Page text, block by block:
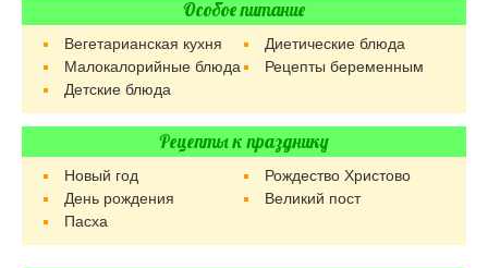
Особое питание
Вегетарианская кухня
Диетические блюда
Малокалорийные блюда
Рецепты беременным
Детские блюда
Рецепты к празднику
Новый год
Рождество Христово
День рождения
Великий пост
Пасха